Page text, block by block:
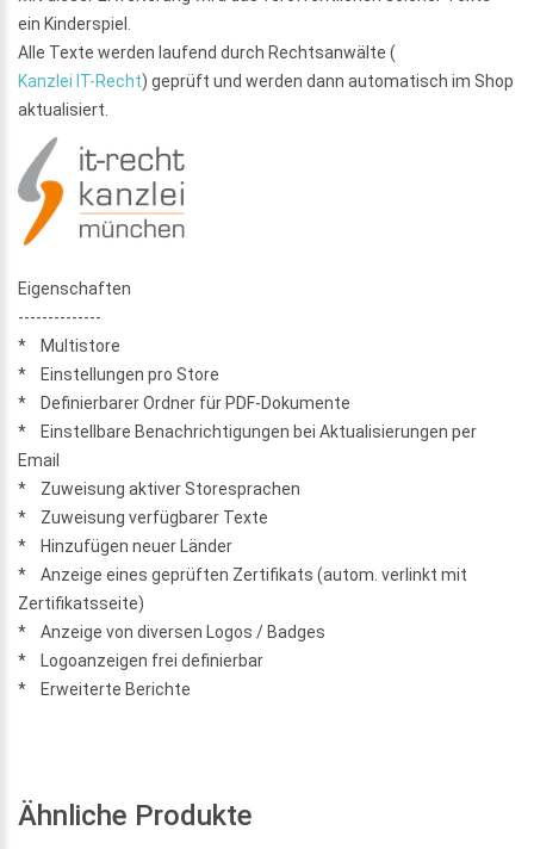
ein Kinderspiel.
Alle Texte werden laufend durch Rechtsanwälte (
Kanzlei IT-Recht) geprüft und werden dann automatisch im Shop
aktualisiert.
Eigenschaften
--------------
* Multistore
* Einstellungen pro Store
* Definierbarer Ordner für PDF-Dokumente
* Einstellbare Benachrichtigungen bei Aktualisierungen per
Email
* Zuweisung aktiver Storesprachen
* Zuweisung verfügbarer Texte
* Hinzufügen neuer Länder
* Anzeige eines geprüften Zertifikats (autom. verlinkt mit
Zertifikatsseite)
* Anzeige von diversen Logos / Badges
* Logoanzeigen frei definierbar
* Erweiterte Berichte
Ähnliche Produkte